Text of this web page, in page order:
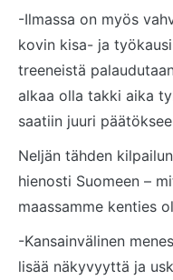
-Ilmassa on myös
kovin kisa- ja
treeneistä
alkaa olla takki aika
saatiin juuri
Neljän tähden
hienosti Suomeen –
maassamme kenties
-Kansainvälinen
lisää näkyvyyttä ja